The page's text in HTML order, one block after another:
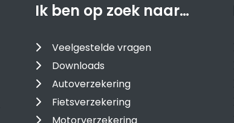
Ik ben op zoek naar…
Veelgestelde vragen
Downloads
Autoverzekering
Fietsverzekering